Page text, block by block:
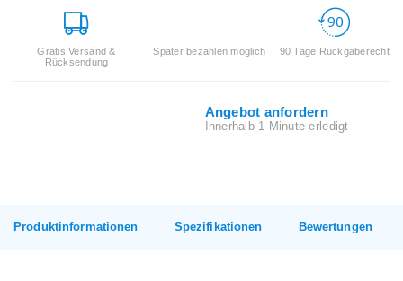
Gratis Versand &
Rücksendung
Später bezahlen möglich 90 Tage Rückgaberecht
Angebot anfordern
Innerhalb 1 Minute erledigt
Produktinformationen Spezifikationen Bewertungen